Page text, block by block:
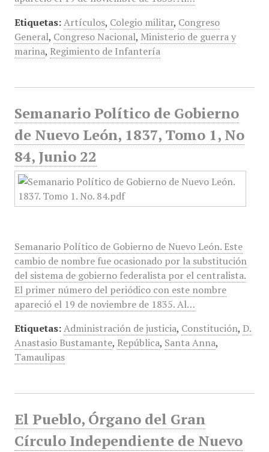
Etiquetas: Artículos, Colegio militar, Congreso
General, Congreso Nacional, Ministerio de guerra y
marina, Regimiento de Infantería
Semanario Político de Gobierno
de Nuevo León, 1837, Tomo 1, No
84, Junio 22
Semanario Político de Gobierno de Nuevo León. Este
cambio de nombre fue ocasionado por la substitución
del sistema de gobierno federalista por el centralista.
El primer número del periódico con este nombre
apareció el 19 de noviembre de 1835. Al…
Etiquetas: Administración de justicia, Constitución, D.
Anastasio Bustamante, República, Santa Anna,
Tamaulipas
El Pueblo, Órgano del Gran
Círculo Independiente de Nuevo